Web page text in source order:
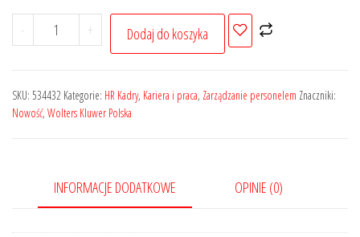
-
ilość
Zarządzanie
Perspektywa
firmowa
+ Dodaj do koszyka
SKU: 534432 Kategorie: HR Kadry, Kariera i praca, Zarządzanie personelem Znaczniki:
Nowość, Wolters Kluwer Polska
INFORMACJE DODATKOWE OPINIE (0)